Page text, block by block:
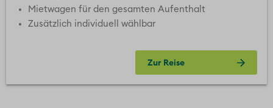
Mietwagen für den gesamten Aufenthalt
Zusätzlich individuell wählbar
Zur Reise